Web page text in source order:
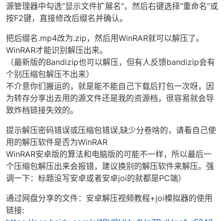
源管理器中勾选“显示文件扩展名”，然后右键选择“重命名”或
按F2键，直接修改后缀名并确认。
把后缀名.mp4改为.zip，然后用WinRAR就可以解压了。
WinRAR才能识别解压出来。
（最新版的Bandizip也可以解压，但有人反馈bandizip会有
个别压缩包解压不出来）
不介意你们搬运的，就是能不能自己下载后打包一次呀，因
为转存分享出去用的源文件还是我的资源档，很容易就会导
致炸档链接失效的。
提示解压密码错误或压缩包错误,缺少分卷啥的，请看自己使
用的解压软件是否为WinRAR
WinRAR安卓版的算法和电脑版的可能不一样，所以最后一
个压缩包解压出来会报错，建议换别的解压软件来解压。强
调一下：标题没写安卓或者安卓joi的就都是PC端）
通过网盘分享的文件：安卓解压视频教程+joi模拟器的使用
链接: